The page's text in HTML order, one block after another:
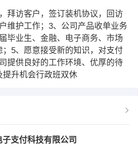
拜访客户，签订装机协议，回访
维护工作；3、公司产品收单业务
毕业生、金融、电子商务、市场
5、愿意接受新的知识，对支付
提供良好的工作环境、优厚的待
升机会行政班双休
支付科技有限公司